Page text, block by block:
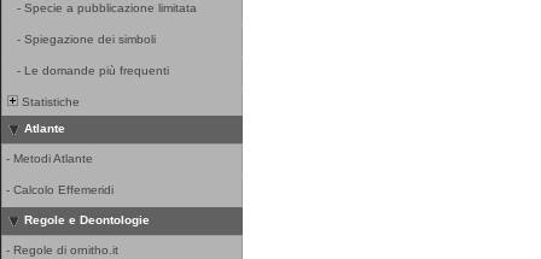
- Specie a pubblicazione limitata
- Spiegazione dei simboli
- Le domande più frequenti
Statistiche
Atlante
- Metodi Atlante
- Calcolo Effemeridi
Regole e Deontologie
- Regole di ornitho.it